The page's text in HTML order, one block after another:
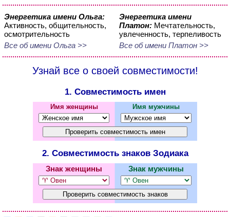
Энергетика имени Ольга:
Активность, общительность,
осмотрительность
Все об имени Ольга >>
Энергетика имени
Платон: Мечтательность,
увлеченность, терпеливость
Все об имени Платон >>
Узнай все о своей совместимости!
1. Совместимость имен
Имя женщины Имя мужчины
2. Совместимость знаков Зодиака
Знак женщины Знак мужчины